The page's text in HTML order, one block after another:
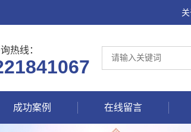
热线：
成功案例 在线留言